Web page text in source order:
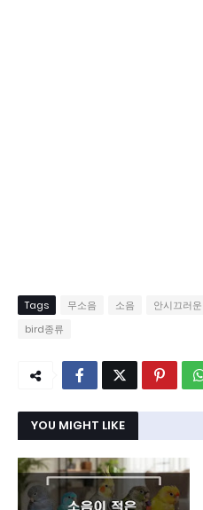
Tags 무소음 소음 안시끄러운
bird종류
YOU MIGHT LIKE